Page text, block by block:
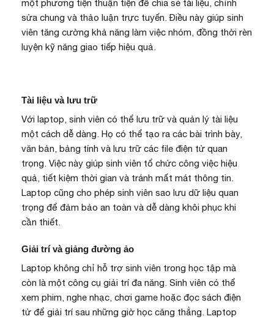
một phương tiện thuận tiện để chia sẻ tài liệu, chỉnh
sửa chung và thảo luận trực tuyến. Điều này giúp sinh
viên tăng cường khả năng làm việc nhóm, đồng thời rèn
luyện kỹ năng giao tiếp hiệu quả.
Tài liệu và lưu trữ
Với laptop, sinh viên có thể lưu trữ và quản lý tài liệu
một cách dễ dàng. Họ có thể tạo ra các bài trình bày,
văn bản, bảng tính và lưu trữ các file điện tử quan
trọng. Việc này giúp sinh viên tổ chức công việc hiệu
quả, tiết kiệm thời gian và tránh mất mát thông tin.
Laptop cũng cho phép sinh viên sao lưu dữ liệu quan
trọng để đảm bảo an toàn và dễ dàng khôi phục khi
cần thiết.
Giải trí và giảng đường ảo
Laptop không chỉ hỗ trợ sinh viên trong học tập mà
còn là một công cụ giải trí đa năng. Sinh viên có thể
xem phim, nghe nhạc, chơi game hoặc đọc sách điện
tử để giải trí sau những giờ học căng thẳng. Laptop